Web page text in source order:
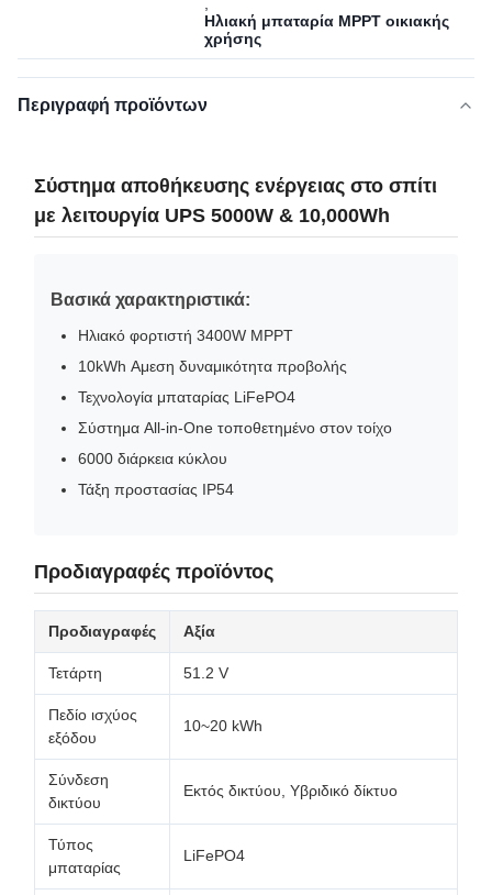
Ηλιακή μπαταρία MPPT οικιακής
χρήσης
Περιγραφή προϊόντων
Σύστημα αποθήκευσης ενέργειας στο σπίτι
με λειτουργία UPS 5000W & 10,000Wh
Βασικά χαρακτηριστικά:
Ηλιακό φορτιστή 3400W MPPT
10kWh Αμεση δυναμικότητα προβολής
Τεχνολογία μπαταρίας LiFePO4
Σύστημα All-in-One τοποθετημένο στον τοίχο
6000 διάρκεια κύκλου
Τάξη προστασίας IP54
Προδιαγραφές προϊόντος
Προδιαγραφές Αξία
Τετάρτη 51.2 V
Πεδίο ισχύος
εξόδου
10~20 kWh
Σύνδεση
δικτύου
Εκτός δικτύου, Υβριδικό δίκτυο
Τύπος
μπαταρίας
LiFePO4